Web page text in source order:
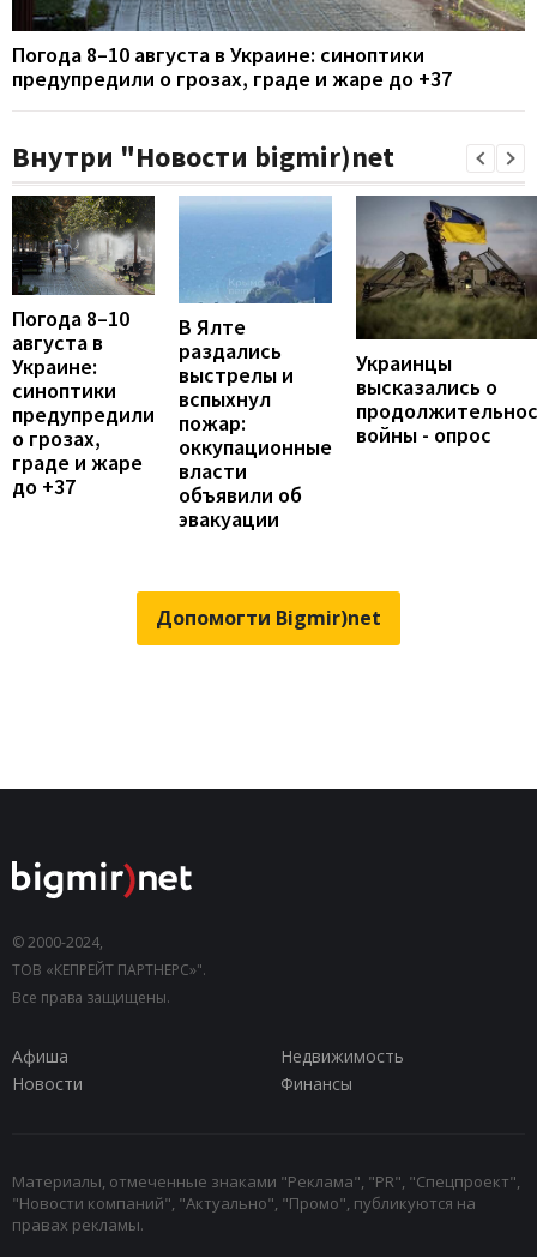
Погода 8–10 августа в Украине: синоптики
предупредили о грозах, граде и жаре до +37
Внутри "Новости bigmir)net
Погода 8–10
августа в
Украине:
синоптики
предупредили
о грозах,
граде и жаре
до +37
В Ялте
раздались
выстрелы и
вспыхнул
пожар:
оккупационные
власти
объявили об
эвакуации
Украинцы
высказались о
войны - опрос
Допомогти Bigmir)net
© 2000-2024,
ТОВ «КЕПРЕЙТ ПАРТНЕРС»".
Все права защищены.
Афиша
Недвижимость
Новости
Финансы
Материалы, отмеченные знаками "Реклама", "PR", "Спецпроект",
"Новости компаний", "Актуально", "Промо", публикуются на
правах рекламы.